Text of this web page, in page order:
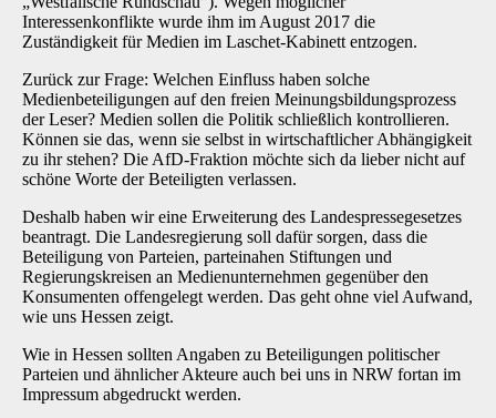
Interessenkonflikte wurde ihm im August 2017 die
Zuständigkeit für Medien im Laschet-Kabinett entzogen.
Zurück zur Frage: Welchen Einfluss haben solche
Medienbeteiligungen auf den freien Meinungsbildungsprozess
der Leser? Medien sollen die Politik schließlich kontrollieren.
Können sie das, wenn sie selbst in wirtschaftlicher Abhängigkeit
zu ihr stehen? Die AfD-Fraktion möchte sich da lieber nicht auf
schöne Worte der Beteiligten verlassen.
Deshalb haben wir eine Erweiterung des Landespressegesetzes
beantragt. Die Landesregierung soll dafür sorgen, dass die
Beteiligung von Parteien, parteinahen Stiftungen und
Regierungskreisen an Medienunternehmen gegenüber den
Konsumenten offengelegt werden. Das geht ohne viel Aufwand,
wie uns Hessen zeigt.
Wie in Hessen sollten Angaben zu Beteiligungen politischer
Parteien und ähnlicher Akteure auch bei uns in NRW fortan im
Impressum abgedruckt werden.